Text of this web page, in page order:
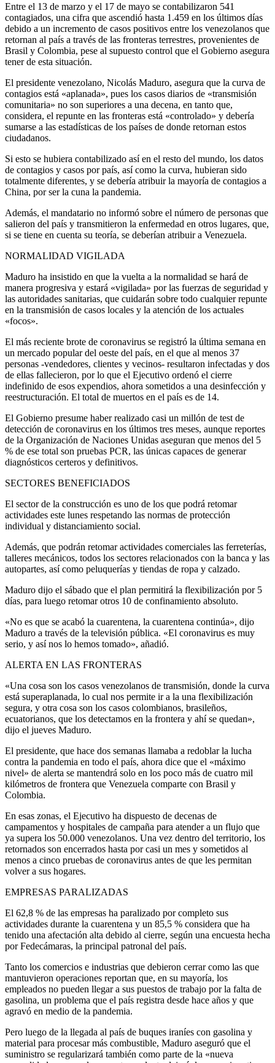
Entre el 13 de marzo y el 17 de mayo se contabilizaron 541
contagiados, una cifra que ascendió hasta 1.459 en los últimos días
debido a un incremento de casos positivos entre los venezolanos que
retornan al país a través de las fronteras terrestres, provenientes de
Brasil y Colombia, pese al supuesto control que el Gobierno asegura
tener de esta situación.
El presidente venezolano, Nicolás Maduro, asegura que la curva de
contagios está «aplanada», pues los casos diarios de «transmisión
comunitaria» no son superiores a una decena, en tanto que,
considera, el repunte en las fronteras está «controlado» y debería
sumarse a las estadísticas de los países de donde retornan estos
ciudadanos.
Si esto se hubiera contabilizado así en el resto del mundo, los datos
de contagios y casos por país, así como la curva, hubieran sido
totalmente diferentes, y se debería atribuir la mayoría de contagios a
China, por ser la cuna la pandemia.
Además, el mandatario no informó sobre el número de personas que
salieron del país y transmitieron la enfermedad en otros lugares, que,
si se tiene en cuenta su teoría, se deberían atribuir a Venezuela.
NORMALIDAD VIGILADA
Maduro ha insistido en que la vuelta a la normalidad se hará de
manera progresiva y estará «vigilada» por las fuerzas de seguridad y
las autoridades sanitarias, que cuidarán sobre todo cualquier repunte
en la transmisión de casos locales y la atención de los actuales
«focos».
El más reciente brote de coronavirus se registró la última semana en
un mercado popular del oeste del país, en el que al menos 37
personas -vendedores, clientes y vecinos- resultaron infectadas y dos
de ellas fallecieron, por lo que el Ejecutivo ordenó el cierre
indefinido de esos expendios, ahora sometidos a una desinfección y
reestructuración. El total de muertos en el país es de 14.
El Gobierno presume haber realizado casi un millón de test de
detección de coronavirus en los últimos tres meses, aunque reportes
de la Organización de Naciones Unidas aseguran que menos del 5
% de ese total son pruebas PCR, las únicas capaces de generar
diagnósticos certeros y definitivos.
SECTORES BENEFICIADOS
El sector de la construcción es uno de los que podrá retomar
actividades este lunes respetando las normas de protección
individual y distanciamiento social.
Además, que podrán retomar actividades comerciales las ferreterías,
talleres mecánicos, todos los sectores relacionados con la banca y las
autopartes, así como peluquerías y tiendas de ropa y calzado.
Maduro dijo el sábado que el plan permitirá la flexibilización por 5
días, para luego retomar otros 10 de confinamiento absoluto.
«No es que se acabó la cuarentena, la cuarentena continúa», dijo
Maduro a través de la televisión pública. «El coronavirus es muy
serio, y así nos lo hemos tomado», añadió.
ALERTA EN LAS FRONTERAS
«Una cosa son los casos venezolanos de transmisión, donde la curva
está superaplanada, lo cual nos permite ir a la una flexibilización
segura, y otra cosa son los casos colombianos, brasileños,
ecuatorianos, que los detectamos en la frontera y ahí se quedan»,
dijo el jueves Maduro.
El presidente, que hace dos semanas llamaba a redoblar la lucha
contra la pandemia en todo el país, ahora dice que el «máximo
nivel» de alerta se mantendrá solo en los poco más de cuatro mil
kilómetros de frontera que Venezuela comparte con Brasil y
Colombia.
En esas zonas, el Ejecutivo ha dispuesto de decenas de
campamentos y hospitales de campaña para atender a un flujo que
ya supera los 50.000 venezolanos. Una vez dentro del territorio, los
retornados son encerrados hasta por casi un mes y sometidos al
menos a cinco pruebas de coronavirus antes de que les permitan
volver a sus hogares.
EMPRESAS PARALIZADAS
El 62,8 % de las empresas ha paralizado por completo sus
actividades durante la cuarentena y un 85,5 % considera que ha
tenido una afectación alta debido al cierre, según una encuesta hecha
por Fedecámaras, la principal patronal del país.
Tanto los comercios e industrias que debieron cerrar como las que
mantuvieron operaciones reportan que, en su mayoría, los
empleados no pueden llegar a sus puestos de trabajo por la falta de
gasolina, un problema que el país registra desde hace años y que
agravó en medio de la pandemia.
Pero luego de la llegada al país de buques iraníes con gasolina y
material para procesar más combustible, Maduro aseguró que el
suministro se regularizará también como parte de la «nueva